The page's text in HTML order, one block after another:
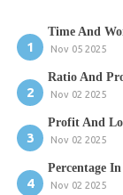
e
t
Nov 05 2025
Nov 02 2025
Nov 02 2025
Nov 02 2025